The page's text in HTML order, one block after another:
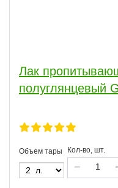
Лак
полуглянцевый
Объем тары Кол-во, шт.